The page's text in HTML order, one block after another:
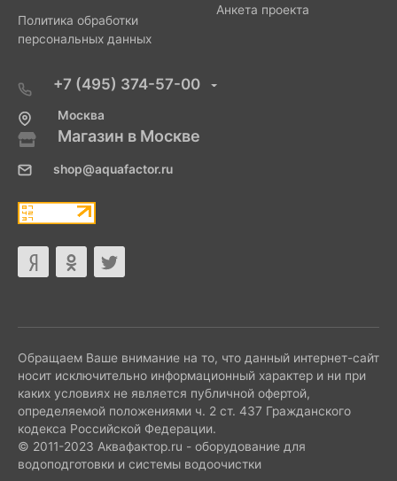
Политика обработки
персональных данных
Анкета проекта
+7 (495) 374-57-00
Москва
Магазин в Москве
shop@aquafactor.ru
Обращаем Ваше внимание на то, что данный интернет-сайт
носит исключительно информационный характер и ни при
каких условиях не является публичной офертой,
определяемой положениями ч. 2 ст. 437 Гражданского
кодекса Российской Федерации.
© 2011-2023 Аквафактор.ru - оборудование для
водоподготовки и системы водоочистки